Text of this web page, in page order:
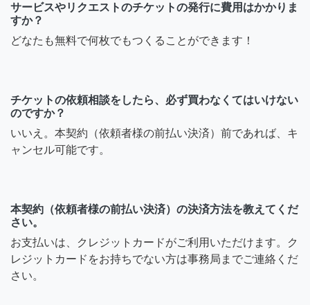
サービスやリクエストのチケットの発行に費用はかかりま
すか？
どなたも無料で何枚でもつくることができます！
チケットの依頼相談をしたら、必ず買わなくてはいけない
のですか？
いいえ。本契約（依頼者様の前払い決済）前であれば、キ
ャンセル可能です。
本契約（依頼者様の前払い決済）の決済方法を教えてくだ
さい。
お支払いは、クレジットカードがご利用いただけます。ク
レジットカードをお持ちでない方は事務局までご連絡くだ
さい。